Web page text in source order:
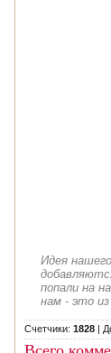
Идея
попали на
нам - это из
Счетчики:1828 |